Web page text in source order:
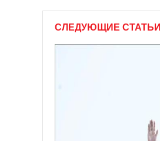
СЛЕДУЮЩИЕ СТАТЬИ